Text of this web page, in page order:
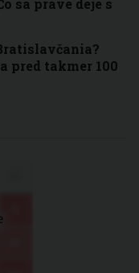
sa práve deje s
pred takmer 100